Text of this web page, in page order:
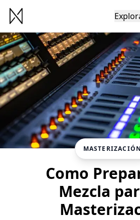
MASTERIZACIÓN
Como
Mezcla